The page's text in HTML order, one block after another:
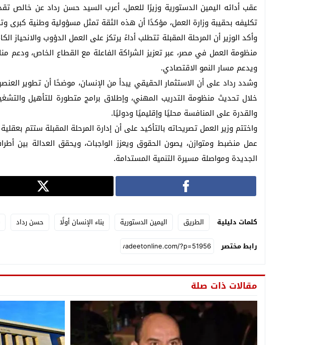
عقب أدائه اليمين الدستورية وزيرًا للعمل، أعرب السيد حسن رداد عن خالص
تكليفه بحقيبة وزارة العمل، مؤكدًا أن هذه الثقة تمثل مسؤولية وطنية
وأكد الوزير أن المرحلة المقبلة تتطلب أداءً يرتكز على العمل الدؤوب
منظومة العمل في مصر، عبر تعزيز الشراكة الفاعلة مع القطاع الخاص، ودعم
ويدعم مسار النمو الاقتصادي.
وشدد رداد على أن الاستثمار الحقيقي يبدأ من الإنسان، موضحًا أن تطوير
خلال تحديث منظومة التدريب المهني، وإطلاق برامج متطورة للتأهيل
والقدرة على المنافسة محليًا وإقليميًا ودوليًا.
واختتم وزير العمل تصريحاته بالتأكيد على أن إدارة المرحلة المقبلة ستتم
عمل منضبط ومتوازن، يصون الحقوق ويعزز الواجبات، ويحقق العدالة بين
الجديدة ومواصلة مسيرة التنمية المستدامة.
كلمات دليلية الطريق اليمين الدستورية بناء الإنسان أولًا حسن رداد
رابط مختصر
مقالات ذات صلة